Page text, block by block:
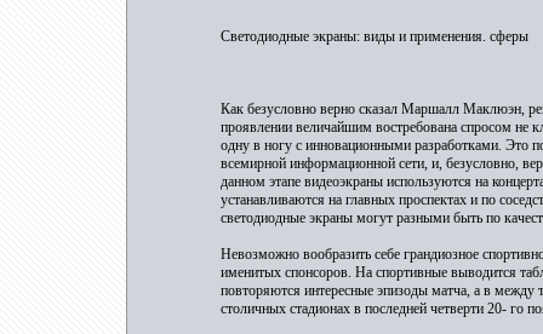
Светодиодные экраны: виды и применения. сферы
Как безусловно верно сказал Маршалл Маклюэн,
проявлении величайшим востребована спросом не
одну в ногу с инновационными разработками. Это
всемирной информационной сети, и, безусловно,
данном этапе видеоэкраны используются на
устанавливаются на главных проспектах и по
светодиодные экраны могут разными быть по
Невозможно вообразить себе грандиозное
именитых спонсоров. На спортивные выводится
повторяются интересные эпизоды матча, а в
столичных стадионах в последней четверти 20- го